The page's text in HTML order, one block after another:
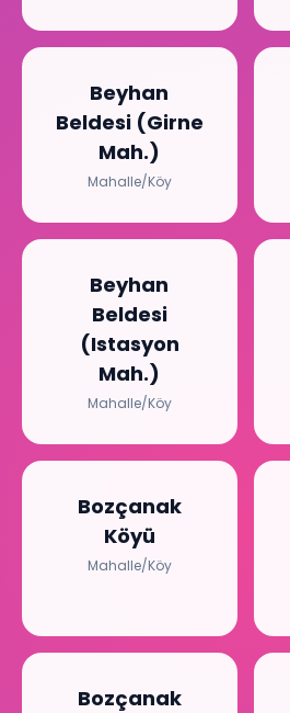
Beyhan
Beldesi (Girne
Mah.)
Mahalle/Köy
Beyhan
Beldesi
(Istasyon
Mah.)
Mahalle/Köy
Bozçanak
Köyü
Mahalle/Köy
Bozçanak